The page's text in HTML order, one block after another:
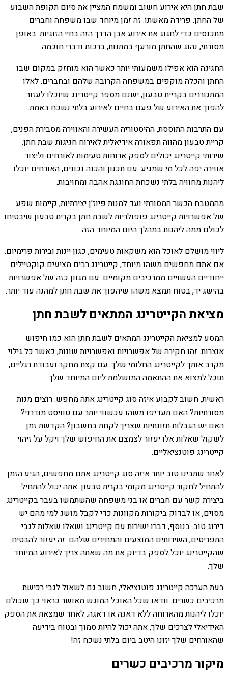
שבת חתן היא אירוע חשוב ומשמח המציין את סיום תקופת השבוע
של החתן. פרידה מאשתו. זה זמן מיוחד שבו משפחה וחברים
מתכנסים כדי לחגוג את אירוע אבן הדרך הזה בחיי הזוגיות. באופן
מסורתי, נהוג שהחתן מורעף במתנות, ברכות ודברי חוכמה.
החגיגה הוא אפילו משמעותי יותר כאשר הוא מוחזק במקום שבו
החתן והכלה מוקפים במשפחה הקרובה שלהם ובחברים. לאלו
המתגוררים בקריית טבעון, ישנם מספר קייטרינג שיוכלו לעזור
להפוך את האירוע של פעם בחיים לאירוע בלתי נשכח באמת.
עם התרבות התוססת, ההיסטוריה העשירה והאווירה מסבירת הפנים,
קריית טבעון מהווה תפאורה אידיאלית לאירוח חגיגות שבת חתן.
שירותי קייטרינג יכולים לספק ארוחות טעימות לאורחים וליצור
אווירה יפה לכל מי שמגיע. עם תכנון והכנה נכונים, האורחים יוכלו
ליהנות מחוויה בלתי נשכחת החוגגת אהבה ומחויבות.
מהמטבח הכשר המסורתי ועד למנות פיוז'ן יצירתיות, קיימות שפע
של אפשרויות קייטרינג פופולריות לשבת חתן בקרית טבעון שיבטיחו
לכולם ממה ליהנות במהלך היום המיוחד הזה.
ליווי מושלם לאוכל הוא משקאות טעימים, כגון יינות ובירות פרימיום.
אם אתם מחפשים משהו מיוחד, קייטרינג רבים מציעים קוקטיילים
ייחודיים העשויים ממרכיבים מקומיים. עם מגוון כזה של אפשרויות
בהישג יד, בטוח תמצא משהו שיהפוך את שבת חתן למהנה עוד יותר.
מציאת הקייטרינג המתאים לשבת חתן
המסע למציאת הקייטרינג המתאים לשבת חתן הוא כמו חיפוש
אוצרות. זהו חקירה של אפשרויות ואפשרויות שונות, כאשר כל גילוי
מקרב אותך לקייטרינג החלומי שלך. עם קצת מחקר ועבודת רגליים,
תוכל למצוא את ההתאמה המושלמת ליום המיוחד שלך.
ראשית, חשוב לקבוע איזה סוג קייטרינג אתה מחפש. רוצים מנות
מסורתיות? האם תעדיפו משהו עכשווי יותר עם טוויסט מודרני?
האם יש הגבלות תזונתיות שצריך לקחת בחשבון? הקדשת זמן
לשקול שאלות אלו יעזור לצמצם את החיפוש שלך ויקל על זיהוי
קייטרינג פוטנציאליים.
לאחר שתבינו טוב יותר איזה סוג קייטרינג אתם מחפשים, הגיע הזמן
להתחיל לחקור קייטרינג מקומי בקרית טבעון. אתה יכול להתחיל
ביצירת קשר עם חברים או בני משפחה שהשתמשו בעבר בקייטרינג
מסוים, או לבדוק ביקורות מקוונות כדי לקבל מושג למי מהם יש
דירוג טוב. בנוסף, דברו ישירות עם קייטרינג ושאלו שאלות לגבי
התפריטים, השירותים המוצעים והמחירים שלהם. זה יעזור להבטיח
שהקייטרינג יוכל לספק בדיוק את מה שאתה צריך לאירוע המיוחד
שלך.
בעת הערכה קייטרינג פוטנציאלי, חשוב גם לשאול לגבי רכישת
מרכיבים כשרים. וודאו שכל האוכל המוגש מאושר כראוי כך שכולם
יוכלו ליהנות מהארוחה ללא דאגה או דאגה. לאחר שמצאת את הספק
האידיאלי לצרכים שלך, אתה יכול להיות סמוך ובטוח בידיעה
שהאורחים שלך יזונו היטב ביום בלתי נשכח זה!
מיקור מרכיבים כשרים